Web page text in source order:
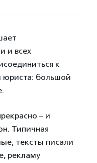
и всех
к
юриста: большой
– и
Типичная
тексты писали
рекламу